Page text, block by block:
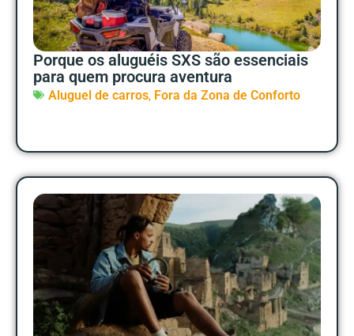
Porque os aluguéis SXS são essenciais
para quem procura aventura
Aluguel de carros, Fora da Zona de Conforto